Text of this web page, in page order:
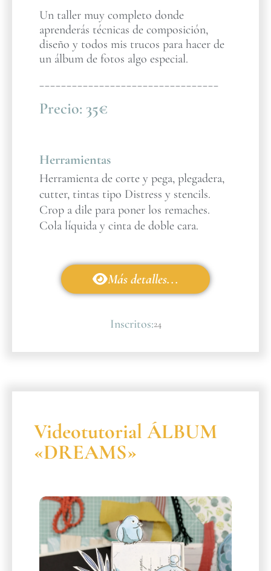
Un taller muy completo donde
aprenderás técnicas de composición,
diseño y todos mis trucos para hacer de
un álbum de fotos algo especial.
_________________________________
Precio: 35€
Herramientas
Herramienta de corte y pega, plegadera,
cutter, tintas tipo Distress y stencils.
Crop a dile para poner los remaches.
Cola líquida y cinta de doble cara.
Más detalles...
Inscritos:24
Videotutorial ÁLBUM
«DREAMS»